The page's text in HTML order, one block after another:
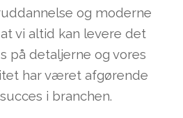
og moderne
vi altid kan levere det
på detaljerne og vores
har været afgørende
i branchen.